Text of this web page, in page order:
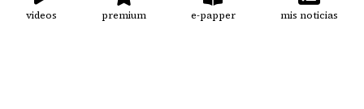
videos premium e-papper mis noticias